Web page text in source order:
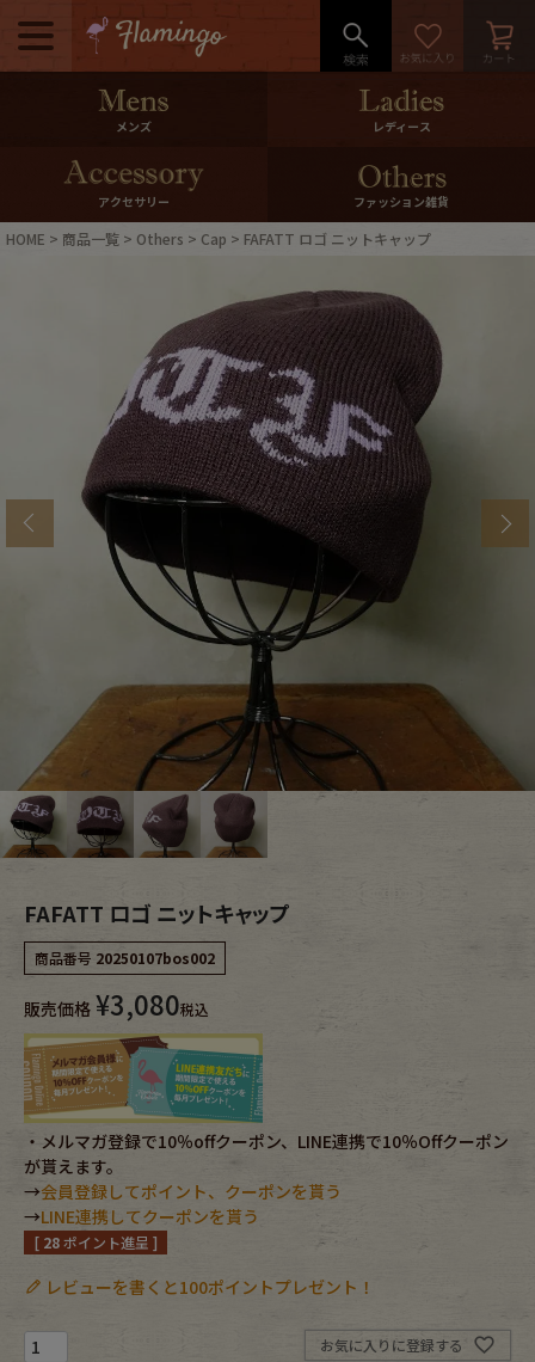
メニュー
500pt＆10％Offクーポンプレゼン
10％0ffクーポンプレゼント
マイページ
ご利用ガイド International Shipping
店舗紹介 特集一覧
ブランドから探す スタッフコーディネート
年代から探す 古着卸DOCK
メンズ商品カテゴリーから探す
Tops Outer
Bottoms
レディース商品カテゴリーから探す
Tops
Outer
Fafatt
小物・アクセサリーから探す
Stall・Scarf
メンズ レディース
アクセサリー ファッション雑貨
HOME 商品一覧 Others Cap FAFATT ロゴ ニットキャップ
FAFATT ロゴ ニットキャップ
商品番号 20250107bos002
販売価格 ¥3,080税込
・メルマガ登録で10％offクーポン、LINE連携で10％Offクーポン
が貰えます。
→会員登録してポイント、クーポンを貰う
→LINE連携してクーポンを貰う
[ 28ポイント進呈 ]
レビューを書くと100ポイントプレゼント！
お気に入りに登録する